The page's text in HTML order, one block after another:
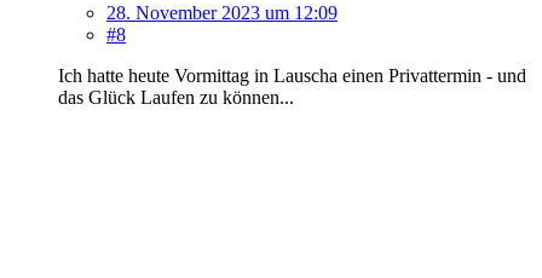
28. November 2023 um 12:09
#8
Ich hatte heute Vormittag in Lauscha einen Privattermin - und
das Glück Laufen zu können...